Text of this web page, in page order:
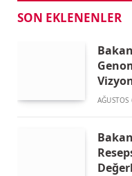
SON EKLENENLER